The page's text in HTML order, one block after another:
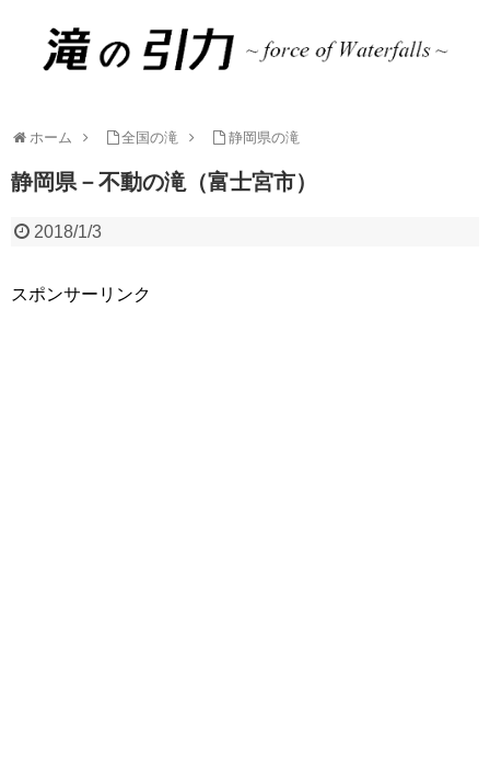
ホーム 全国の滝 静岡県の滝
静岡県－不動の滝（富士宮市）
2018/1/3
スポンサーリンク